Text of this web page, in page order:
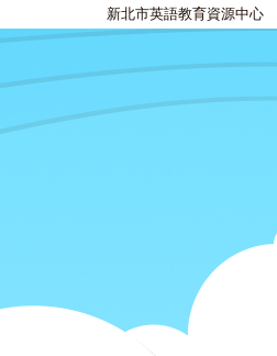
新北市英語教育資源中心